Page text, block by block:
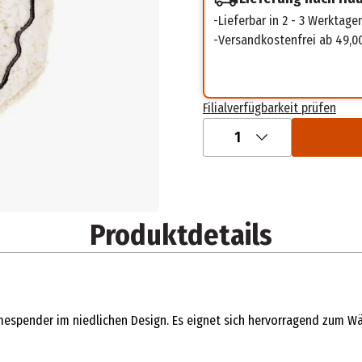
Lieferbar in 2 - 3
Versandkostenfrei ab
Filialverfügbarkeit prüfen
1
Produktdetails
im niedlichen Design. Es eignet sich hervorragend zum